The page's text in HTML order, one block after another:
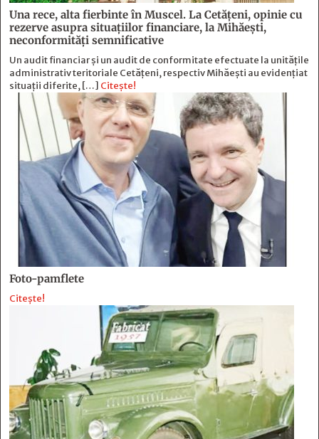
Una rece, alta fierbinte în Muscel. La Cetăţeni, opinie cu
rezerve asupra situaţiilor financiare, la Mihăeşti,
neconformităţi semnificative
Un audit financiar și un audit de conformitate efectuate la unitățile
administrativ teritoriale Cetățeni, respectiv Mihăești au evidențiat
situații diferite, […] Citește!
Foto-pamflete
Citește!